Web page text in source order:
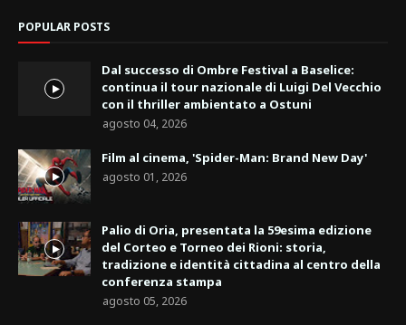
POPULAR POSTS
Dal successo di Ombre Festival a Baselice:
continua il tour nazionale di Luigi Del Vecchio
con il thriller ambientato a Ostuni
agosto 04, 2026
Film al cinema, 'Spider-Man: Brand New Day'
agosto 01, 2026
Palio di Oria, presentata la 59esima edizione
del Corteo e Torneo dei Rioni: storia,
tradizione e identità cittadina al centro della
conferenza stampa
agosto 05, 2026